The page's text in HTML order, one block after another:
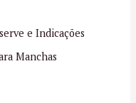
e Indicações
Manchas